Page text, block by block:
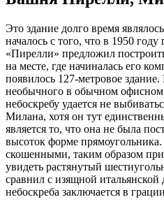
Это здание долго время
началось с того, что в 1950
«Пирелли» предложил
на месте, где начиналась его
появилось 127-метровое здание.
необычного в обычном
небоскребу удается не
Милана, хотя он тут
является то, что она не была
высоток форме
скошенными, таким образом
увидеть растянутый
сравнил с изящной
небоскреба заключается в